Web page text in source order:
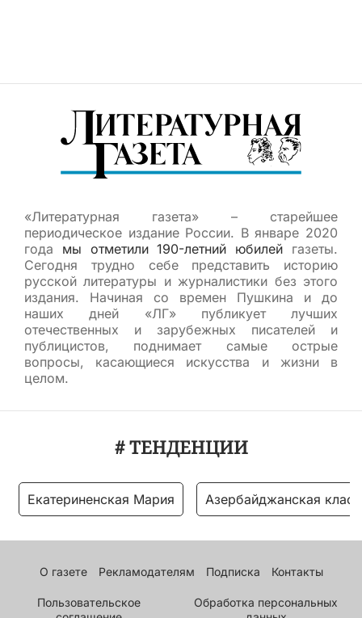
«Литературная газета» – старейшее
периодическое издание России. В январе 2020
года мы отметили 190-летний юбилей газеты.
Сегодня трудно себе представить историю
русской литературы и журналистики без этого
издания. Начиная со времен Пушкина и до
наших дней «ЛГ» публикует лучших
отечественных и зарубежных писателей и
публицистов, поднимает самые острые
вопросы, касающиеся искусства и жизни в
целом.
# ТЕНДЕНЦИИ
Екатериненская Мария Азербайджанская
О газете Рекламодателям Подписка Контакты
Пользовательское
Обработка персональных